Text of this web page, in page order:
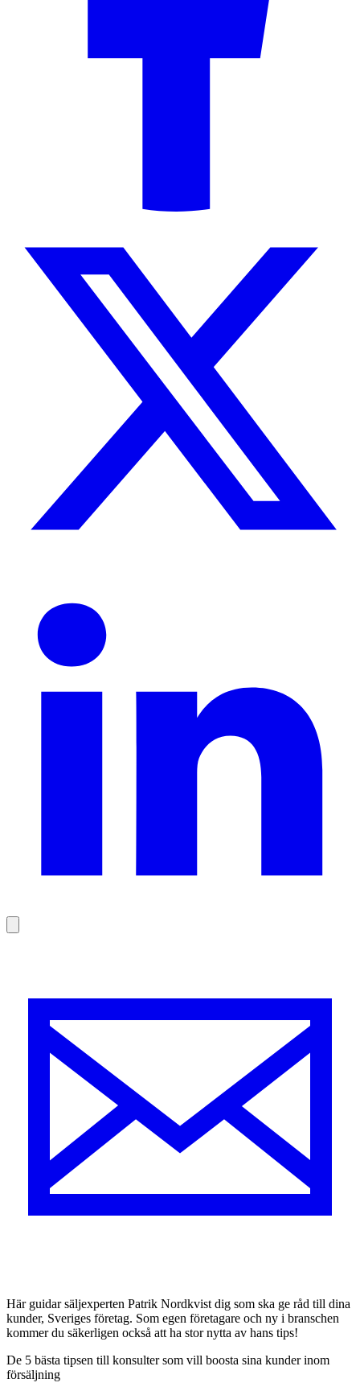
Här guidar säljexperten Patrik Nordkvist dig som ska ge råd till dina
kunder, Sveriges företag. Som egen företagare och ny i branschen
kommer du säkerligen också att ha stor nytta av hans tips!
De 5 bästa tipsen till konsulter som vill boosta sina kunder inom
försäljning